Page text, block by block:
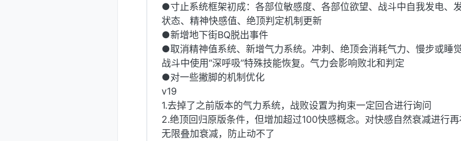
●寸止系统框架初成：各部位敏感度、各部位欲望、战斗中自我发电、
状态、精神快感值、绝顶判定机制更新
●新增地下街BQ脱出事件
●取消精神值系统、新增气力系统。冲刺、绝顶会消耗气力、慢步或睡
战斗中使用“深呼吸”特殊技能恢复。气力会影响败北和判定
●对一些撇脚的机制优化
v19
1.去掉了之前版本的气力系统，战败设置为拘束一定回合进行询问
2.绝顶回归原版条件，但增加超过100快感概念。对快感自然衰减进行
无限叠加衰减，防止动不了